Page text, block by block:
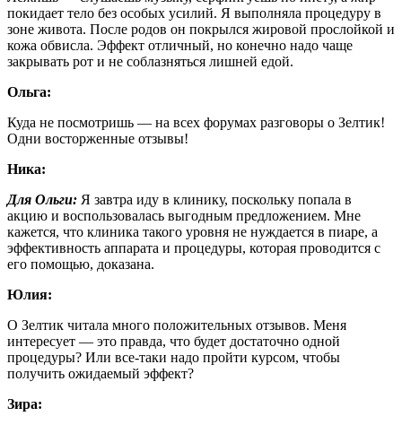
покидает тело без особых усилий. Я выполняла процедуру в
зоне живота. После родов он покрылся жировой прослойкой и
кожа обвисла. Эффект отличный, но конечно надо чаще
закрывать рот и не соблазняться лишней едой.
Ольга:
Куда не посмотришь — на всех форумах разговоры о Зелтик!
Одни восторженные отзывы!
Ника:
Для Ольги: Я завтра иду в клинику, поскольку попала в
акцию и воспользовалась выгодным предложением. Мне
кажется, что клиника такого уровня не нуждается в пиаре, а
эффективность аппарата и процедуры, которая проводится с
его помощью, доказана.
Юлия:
О Зелтик читала много положительных отзывов. Меня
интересует — это правда, что будет достаточно одной
процедуры? Или все-таки надо пройти курсом, чтобы
получить ожидаемый эффект?
Зира: